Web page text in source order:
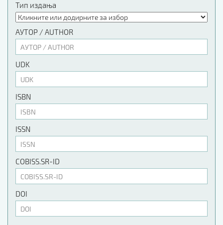
Тип издања
АУТОР / AUTHOR
UDK
ISBN
ISSN
COBISS.SR-ID
DOI